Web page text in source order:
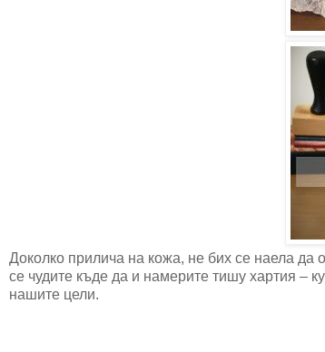
Доколко прилича на кожа, не бих се наела
се чудите къде да и намерите тишу хартия –
нашите цели.